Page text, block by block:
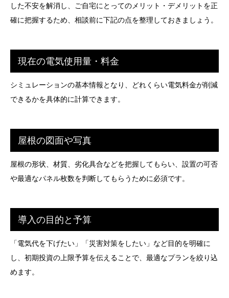
した不安を解消し、ご自宅にとってのメリット・デメリットを正
確に把握するため、相談前に下記の点を整理しておきましょう。
現在の電気使用量・料金
シミュレーションの基本情報となり、どれくらい電気料金が削減
できるかを具体的に計算できます。
屋根の図面や写真
屋根の形状、材質、劣化具合などを把握してもらい、設置の可否
や最適なパネル枚数を判断してもらうために必須です。
導入の目的と予算
「電気代を下げたい」「災害対策をしたい」など目的を明確に
し、初期投資の上限予算を伝えることで、最適なプランを絞り込
めます。